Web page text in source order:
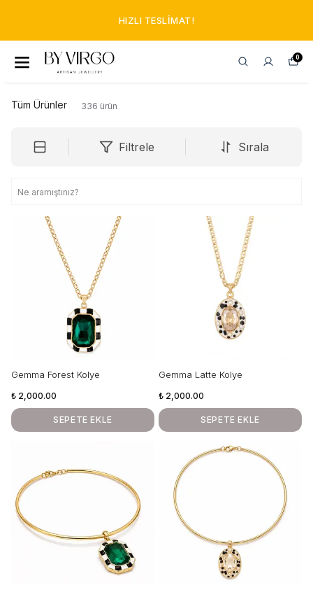
HIZLI TESLIMAT!
0
Tüm Ürünler 336 ürün
Filtrele Sırala
Gemma Forest Kolye
₺ 2,000.00
SEPETE EKLE
Gemma Latte Kolye
₺ 2,000.00
SEPETE EKLE